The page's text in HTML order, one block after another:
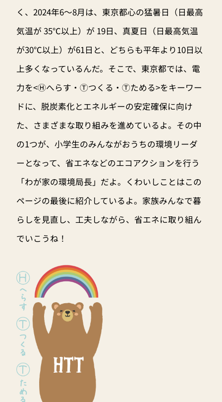
く、2024年6〜8月は、東京都心の猛暑日（日最高
気温が 35℃以上）が 19日、真夏日（日最高気温
が30℃以上）が61日と、どちらも平年より10日以
上多くなっているんだ。そこで、東京都では、電
力を<Ⓗへらす・Ⓣつくる・Ⓣためる>をキーワー
ドに、脱炭素化とエネルギーの安定確保に向け
た、さまざまな取り組みを進めているよ。その中
の1つが、小学生のみんながおうちの環境リーダ
ーとなって、省エネなどのエコアクションを行う
「わが家の環境局長」だよ。くわいしことはこの
ページの最後に紹介しているよ。家族みんなで暮
らしを見直し、工夫しながら、省エネに取り組ん
でいこうね！